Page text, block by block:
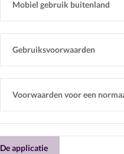
Mobiel gebruik buitenland
Gebruiksvoorwaarden
Voorwaarden voor een
De applicatie